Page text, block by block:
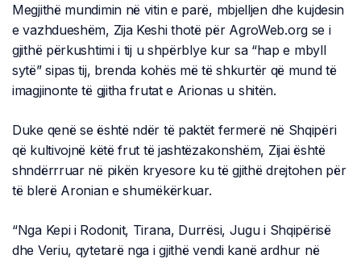
Megjithë mundimin në vitin e parë, mbjelljen dhe kujdesin
e vazhdueshëm, Zija Keshi thotë për AgroWeb.org se i
gjithë përkushtimi i tij u shpërblye kur sa “hap e mbyll
sytë” sipas tij, brenda kohës më të shkurtër që mund të
imagjinonte të gjitha frutat e Arionas u shitën.
Duke qenë se është ndër të paktët fermerë në Shqipëri
që kultivojnë këtë frut të jashtëzakonshëm, Zijai është
shndërrruar në pikën kryesore ku të gjithë drejtohen për
të blerë Aronian e shumëkërkuar.
“Nga Kepi i Rodonit, Tirana, Durrësi, Jugu i Shqipërisë
dhe Veriu, qytetarë nga i gjithë vendi kanë ardhur në